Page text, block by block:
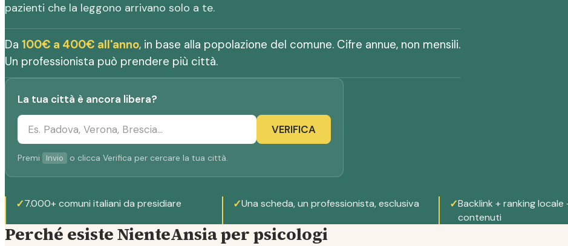
pazienti che la leggono arrivano solo a te.
Da 100€ a 400€ all'anno, in base alla popolazione del comune. Cifre annue, non mensili.
Un professionista può prendere più città.
La tua città è ancora libera?
VERIFICA
Premi Invio o clicca Verifica per cercare la tua città.
✓7.000+ comuni italiani da presidiare ✓Una scheda, un professionista, esclusiva ✓Backlink + ranking locale
contenuti
Perché esiste NienteAnsia per psicologi